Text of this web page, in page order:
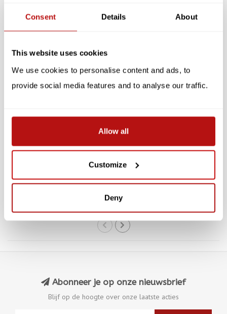
Consent Details About
This website uses cookies
We use cookies to personalise content and ads, to
provide social media features and to analyse our traffic.
Allow all
Customize
Deny
SALE -10%
Koelkast Magneetjes -
Magnetische
Boekenleggers - Katten,
Abonneer je op onze nieuwsbrief
Blijf op de hoogte over onze laatste acties